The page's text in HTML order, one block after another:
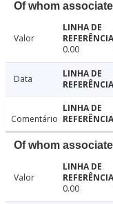
Of whom
Valor
0.00
Data
Comentário
Of whom
Valor
0.00